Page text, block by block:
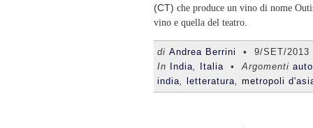
(CT) che produce un vino di nome
vino e quella del teatro.
di Andrea Berrini • 9/SET/2013
In
India, Italia • Argomenti
india, letteratura, metropoli